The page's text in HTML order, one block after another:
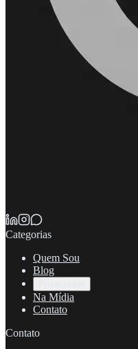
Categorias
Quem Sou
Blog
Na Mídia
Contato
Contato